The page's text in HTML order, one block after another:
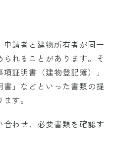
請者と建物所有者が同一
れることがあります。そ
証明書（建物登記簿）」
」などといった書類の提
す。
わせ、必要書類を確認す